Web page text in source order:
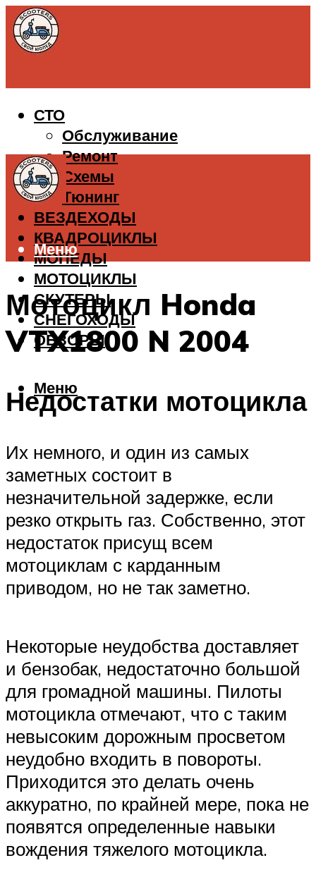
СТО
Обслуживание
Ремонт
Схемы
Тюнинг
ВЕЗДЕХОДЫ
КВАДРОЦИКЛЫ
МОПЕДЫ
МОТОЦИКЛЫ
СКУТЕРЫ
СНЕГОХОДЫ
ОБЗОРЫ
Меню
Меню
Мотоцикл Honda
VTX1800 N 2004
Недостатки мотоцикла
Их немного, и один из самых
заметных состоит в
незначительной задержке, если
резко открыть газ. Собственно, этот
недостаток присущ всем
мотоциклам с карданным
приводом, но не так заметно.
Некоторые неудобства доставляет
и бензобак, недостаточно большой
для громадной машины. Пилоты
мотоцикла отмечают, что с таким
невысоким дорожным просветом
неудобно входить в повороты.
Приходится это делать очень
аккуратно, по крайней мере, пока не
появятся определенные навыки
вождения тяжелого мотоцикла.